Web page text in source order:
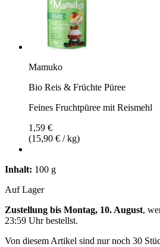
Mamuko
Bio Reis & Früchte Püree
Feines Fruchtpüree mit Reismehl
1,59 €
(15,90 € / kg)
Inhalt: 100 g
Auf Lager
Zustellung bis Montag, 10. August,
23:59 Uhrbestellst.
Von diesem Artikel sind nur noch 30